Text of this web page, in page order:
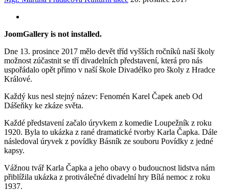
JoomGallery is not installed.
Dne 13. prosince 2017 mělo devět tříd vyšších ročníků naší školy
možnost zúčastnit se tří divadelních představení, která pro nás
uspořádalo opět přímo v naší škole Divadélko pro školy z Hradce
Králové.
Každý kus nesl stejný název: Fenomén Karel Čapek aneb Od
Dášeňky ke zkáze světa.
Každé představení začalo úryvkem z komedie Loupežník z roku
1920. Byla to ukázka z rané dramatické tvorby Karla Čapka. Dále
následoval úryvek z povídky Básník ze souboru Povídky z jedné
kapsy.
Vážnou tvář Karla Čapka a jeho obavy o budoucnost lidstva nám
přiblížila ukázka z protiválečné divadelní hry Bílá nemoc z roku
1937.